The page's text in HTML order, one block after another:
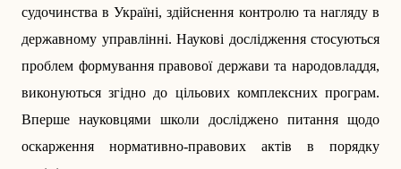
судочинства в Україні, здійснення контролю та нагляду в
державному управлінні. Наукові дослідження стосуються
проблем формування правової держави та народовладдя,
виконуються згідно до цільових комплексних програм.
Вперше науковцями школи досліджено питання щодо
оскарження нормативно-правових актів в порядку